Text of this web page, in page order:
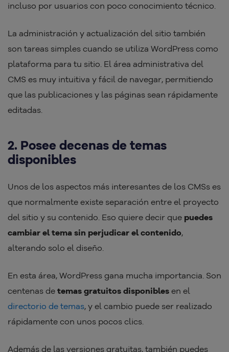
incluso por usuarios con poco conocimiento técnico.
La administración y actualización del sitio también
son tareas simples cuando se utiliza WordPress como
plataforma para tu sitio. El área administrativa del
CMS es muy intuitiva y fácil de navegar, permitiendo
que las publicaciones y las páginas sean rápidamente
editadas.
2. Posee decenas de temas
disponibles
Unos de los aspectos más interesantes de los CMSs es
que normalmente existe separación entre el proyecto
del sitio y su contenido. Eso quiere decir que puedes
cambiar el tema sin perjudicar el contenido,
alterando solo el diseño.
En esta área, WordPress gana mucha importancia. Son
centenas de temas gratuitos disponibles en el
directorio de temas, y el cambio puede ser realizado
rápidamente con unos pocos clics.
Además de las versiones gratuitas, también puedes